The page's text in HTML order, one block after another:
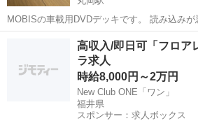
MOBISの車載用DVDデッキです。 読み込み
無水アルコールでレンズを拭きました。 正常
もキズ、汚れ、ありますが、正常に使えます。
坂井市 丸岡駅 カーオーディオ
高収入/即日可「フロア
ラ求人
時給8,000円～2万円
New Club ONE「ワン」
福井県
スポンサー：求人ボックス